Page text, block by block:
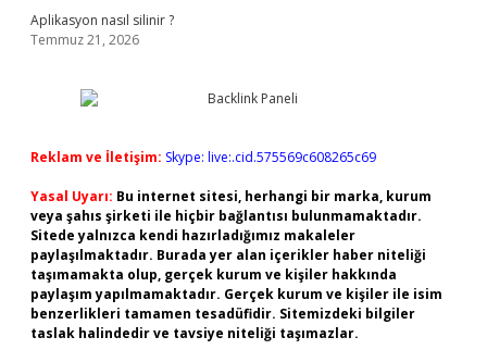
Aplikasyon nasıl silinir ?
Temmuz 21, 2026
Reklam ve İletişim: Skype: live:.cid.575569c608265c69
Yasal Uyarı: Bu internet sitesi, herhangi bir marka, kurum
veya şahıs şirketi ile hiçbir bağlantısı bulunmamaktadır.
Sitede yalnızca kendi hazırladığımız makaleler
paylaşılmaktadır. Burada yer alan içerikler haber niteliği
taşımamakta olup, gerçek kurum ve kişiler hakkında
paylaşım yapılmamaktadır. Gerçek kurum ve kişiler ile isim
benzerlikleri tamamen tesadüfidir. Sitemizdeki bilgiler
taslak halindedir ve tavsiye niteliği taşımazlar.